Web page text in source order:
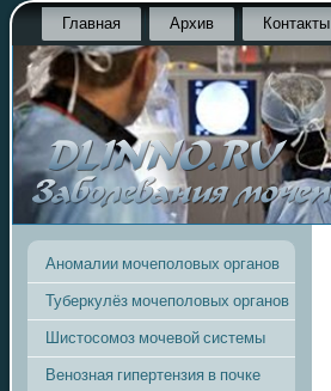
Главная Архив Контакты
Аномалии мочеполовых органов
Туберкулёз мочеполовых органов
Шистосомоз мочевой системы
Венозная гипертензия в почке